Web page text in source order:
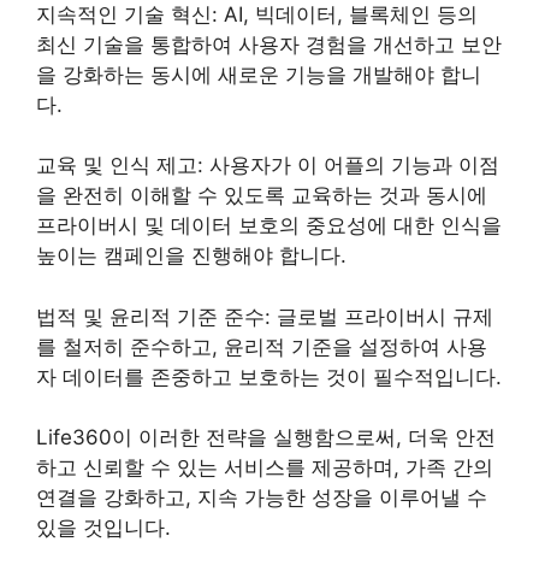
지속적인 기술 혁신: AI, 빅데이터, 블록체인 등의
최신 기술을 통합하여 사용자 경험을 개선하고 보안
을 강화하는 동시에 새로운 기능을 개발해야 합니
다.
교육 및 인식 제고: 사용자가 이 어플의 기능과 이점
을 완전히 이해할 수 있도록 교육하는 것과 동시에
프라이버시 및 데이터 보호의 중요성에 대한 인식을
높이는 캠페인을 진행해야 합니다.
법적 및 윤리적 기준 준수: 글로벌 프라이버시 규제
를 철저히 준수하고, 윤리적 기준을 설정하여 사용
자 데이터를 존중하고 보호하는 것이 필수적입니다.
Life360이 이러한 전략을 실행함으로써, 더욱 안전
하고 신뢰할 수 있는 서비스를 제공하며, 가족 간의
연결을 강화하고, 지속 가능한 성장을 이루어낼 수
있을 것입니다.